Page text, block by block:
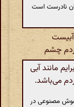
نادرست است
چشم
مانند آبی
می‌باشد.
مصنوعی در